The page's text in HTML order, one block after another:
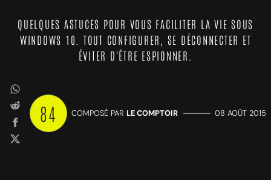
QUELQUES ASTUCES POUR VOUS FACILITER LA VIE SOUS
WINDOWS 10. TOUT CONFIGURER, SE DÉCONNECTER ET
ÉVITER D'ÊTRE ESPIONNER.
84 COMPOSÉ PAR LE COMPTOIR ————— 08 AOÛT 2015